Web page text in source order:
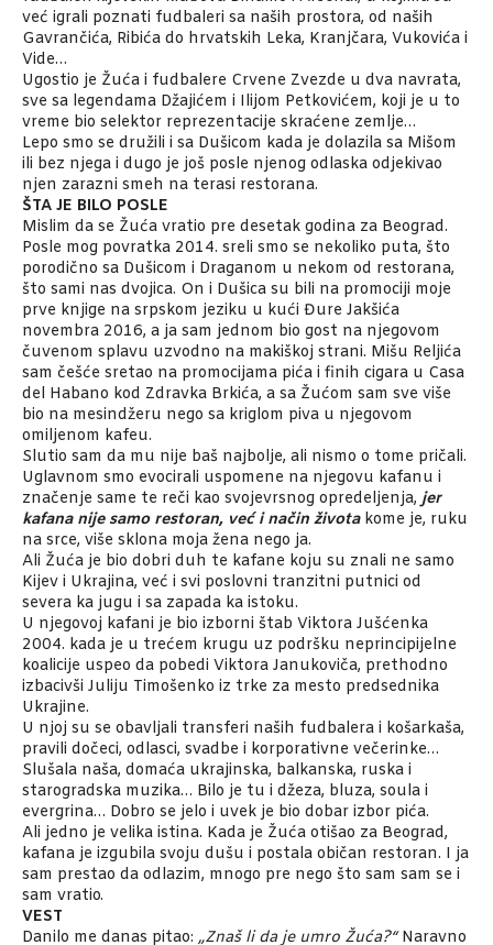
već igrali poznati fudbaleri sa naših prostora, od naših
Gavrančića, Ribića do hrvatskih Leka, Kranjčara, Vukovića i
Vide…
Ugostio je Žuća i fudbalere Crvene Zvezde u dva navrata,
sve sa legendama Džajićem i Ilijom Petkovićem, koji je u to
vreme bio selektor reprezentacije skraćene zemlje…
Lepo smo se družili i sa Dušicom kada je dolazila sa Mišom
ili bez njega i dugo je još posle njenog odlaska odjekivao
njen zarazni smeh na terasi restorana.
ŠTA JE BILO POSLE
Mislim da se Žuća vratio pre desetak godina za Beograd.
Posle mog povratka 2014. sreli smo se nekoliko puta, što
porodično sa Dušicom i Draganom u nekom od restorana,
što sami nas dvojica. On i Dušica su bili na promociji moje
prve knjige na srpskom jeziku u kući Đure Jakšića
novembra 2016, a ja sam jednom bio gost na njegovom
čuvenom splavu uzvodno na makiškoj strani. Mišu Reljića
sam češće sretao na promocijama pića i finih cigara u Casa
del Habano kod Zdravka Brkića, a sa Žućom sam sve više
bio na mesindžeru nego sa kriglom piva u njegovom
omiljenom kafeu.
Slutio sam da mu nije baš najbolje, ali nismo o tome pričali.
Uglavnom smo evocirali uspomene na njegovu kafanu i
značenje same te reči kao svojevrsnog opredeljenja,jer
kafana nije samo restoran, već i način životakome je, ruku
na srce, više sklona moja žena nego ja.
Ali Žuća je bio dobri duh te kafane koju su znali ne samo
Kijev i Ukrajina, već i svi poslovni tranzitni putnici od
severa ka jugu i sa zapada ka istoku.
U njegovoj kafani je bio izborni štab Viktora Jušćenka
2004. kada je u trećem krugu uz podršku neprincipijelne
koalicije uspeo da pobedi Viktora Janukoviča, prethodno
izbacivši Juliju Timošenko iz trke za mesto predsednika
Ukrajine.
U njoj su se obavljali transferi naših fudbalera i košarkaša,
pravili dočeci, odlasci, svadbe i korporativne večerinke…
Slušala naša, domaća ukrajinska, balkanska, ruska i
starogradska muzika… Bilo je tu i džeza, bluza, soula i
evergrina… Dobro se jelo i uvek je bio dobar izbor pića.
Ali jedno je velika istina. Kada je Žuća otišao za Beograd,
kafana je izgubila svoju dušu i postala običan restoran. I ja
sam prestao da odlazim, mnogo pre nego što sam sam se i
sam vratio.
VEST
Danilo me danas pitao: „Znaš li da je umro Žuća?“Naravno